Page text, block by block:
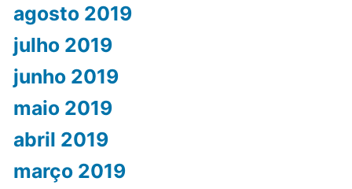
agosto 2019
julho 2019
junho 2019
maio 2019
abril 2019
março 2019